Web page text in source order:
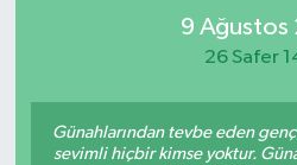
9 Ağustos
26 Safer
Günahlarından tevbe eden
sevimli hiçbir kimse yoktur.